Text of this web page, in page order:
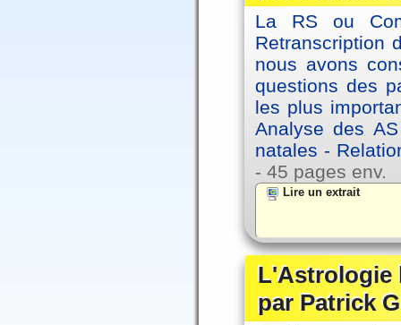
La RS ou
Retranscription
nous avons
questions des
les plus
Analyse des
natales -
- 45 pages env.
Lire un extrait
L'Astrologie
par Patrick